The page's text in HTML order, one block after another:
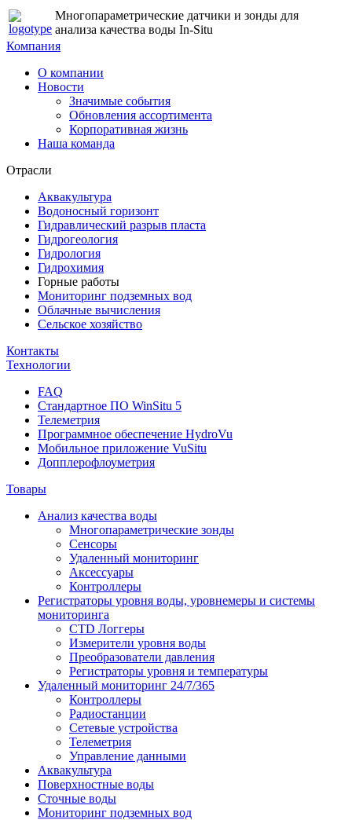
Многопараметрические датчики и зонды для
анализа качества воды In-Situ
Компания
О компании
Новости
Значимые события
Обновления ассортимента
Корпоративная жизнь
Наша команда
Отрасли
Аквакультура
Водоносный горизонт
Гидравлический разрыв пласта
Гидрогеология
Гидрология
Гидрохимия
Горные работы
Мониторинг подземных вод
Облачные вычисления
Сельское хозяйство
Контакты
Технологии
FAQ
Стандартное ПО WinSitu 5
Телеметрия
Программное обеспечение HydroVu
Мобильное приложение VuSitu
Допплерофлоуметрия
Товары
Анализ качества воды
Многопараметрические зонды
Сенсоры
Удаленный мониторинг
Аксессуары
Контроллеры
Регистраторы уровня воды, уровнемеры и системы
мониторинга
CTD Логгеры
Измерители уровня воды
Преобразователи давления
Регистраторы уровня и температуры
Удаленный мониторинг 24/7/365
Контроллеры
Радиостанции
Сетевые устройства
Телеметрия
Управление данными
Аквакультура
Поверхностные воды
Сточные воды
Мониторинг подземных вод